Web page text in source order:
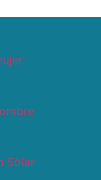
Solar